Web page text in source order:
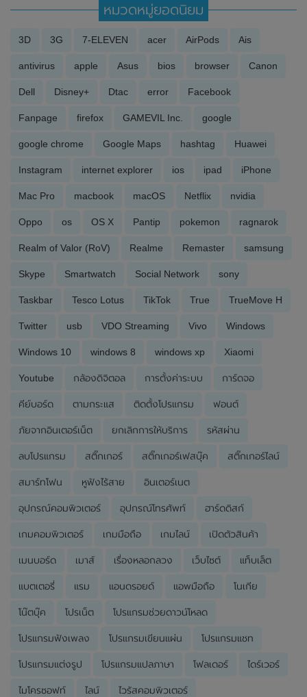
หมวดหมู่ยอดนิยม
3D 3G 7-ELEVEN acer AirPods Ais
antivirus apple Asus bios browser Canon
Dell Disney+ Dtac error Facebook
Fanpage firefox GAMEVIL Inc. google
google chrome Google Maps hashtag Huawei
Instagram internet explorer ios ipad iPhone
Mac Pro macbook macOS Netflix nvidia
Oppo os OS X Pantip pokemon ragnarok
Realm of Valor (RoV) Realme Remaster samsung
Skype Smartwatch Social Network sony
Taskbar Tesco Lotus TikTok True TrueMove H
Twitter usb VDO Streaming Vivo Windows
Windows 10 windows 8 windows xp Xiaomi
Youtube กล้องดิจิตอล การตั้งค่าระบบ การ์ดจอ
คีย์บอร์ด ตามกระแส ติดตั้งโปรแกรม ฟอนต์
ภัยจากอินเตอร์เน็ต ยกเลิกการให้บริการ รหัสผ่าน
ลบโปรแกรม สติ๊กเกอร์ สติ๊กเกอร์เฟสบุ๊ค สติ๊กเกอร์ไลน์
สมาร์ทโฟน หูฟังไร้สาย อินเตอร์เนต
อุปกรณ์คอมพิวเตอร์ อุปกรณ์โทรศัพท์ ฮาร์ดดิสก์
เกมคอมพิวเตอร์ เกมมือถือ เกมไลน์ เปิดตัวสินค้า
เมนบอร์ด เมาส์ เรื่องหลอกลวง เว็บไซต์ แท็บเล็ต
แบตเตอรี่ แรม แอนดรอยด์ แอพมือถือ โนเกีย
โน๊ตบุ๊ค โปรเน็ต โปรแกรมช่วยดาวน์โหลด
โปรแกรมฟังเพลง โปรแกรมเขียนแผ่น โปรแกรมแชท
โปรแกรมแต่งรูป โปรแกรมแปลภาษา โฟลเดอร์ ไดร์เวอร์
ไมโครซอฟท์ ไลน์ ไวรัสคอมพิวเตอร์